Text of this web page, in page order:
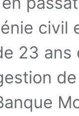
civil
23 ans